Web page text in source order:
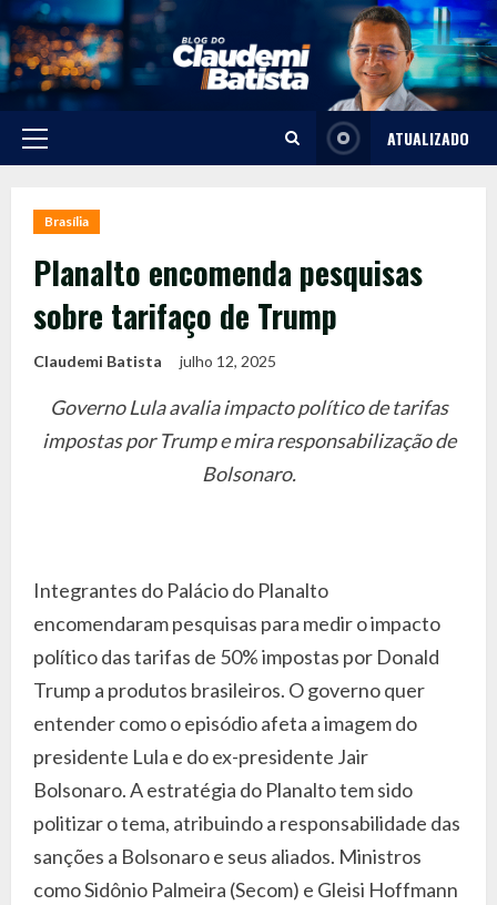
Skip
to
content
Primary
ATUALIZADO
Brasília
Planalto encomenda pesquisas
sobre tarifaço de Trump
Claudemi Batista julho 12, 2025
Governo Lula avalia impacto político de tarifas
impostas por Trump e mira responsabilização de
Bolsonaro.
Integrantes do Palácio do Planalto
encomendaram pesquisas para medir o impacto
político das tarifas de 50% impostas por Donald
Trump a produtos brasileiros. O governo quer
entender como o episódio afeta a imagem do
presidente Lula e do ex-presidente Jair
Bolsonaro. A estratégia do Planalto tem sido
politizar o tema, atribuindo a responsabilidade das
sanções a Bolsonaro e seus aliados. Ministros
como Sidônio Palmeira (Secom) e Gleisi Hoffmann